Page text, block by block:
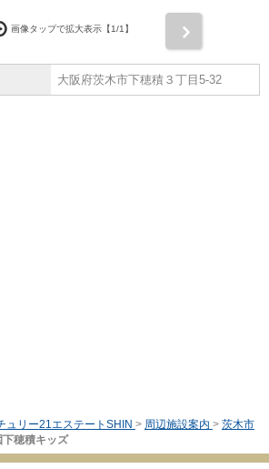
画像タップで拡大表示【1/1】
大阪府茨木市下穂積３丁目5-32
ュリー21エステートSHIN > 周辺施設案内 > 茨木市
下穂積キッズ